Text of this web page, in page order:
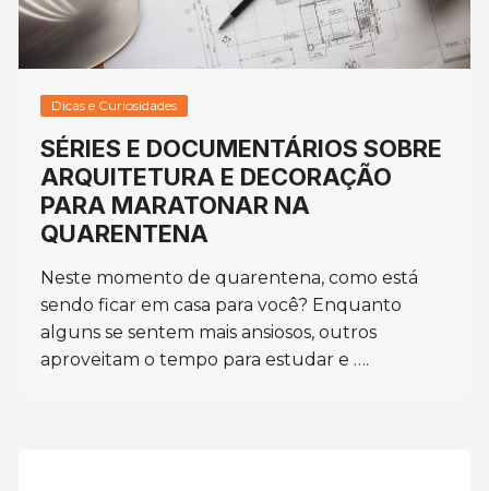
Dicas e Curiosidades
SÉRIES E DOCUMENTÁRIOS SOBRE
ARQUITETURA E DECORAÇÃO
PARA MARATONAR NA
QUARENTENA
Neste momento de quarentena, como está
sendo ficar em casa para você? Enquanto
alguns se sentem mais ansiosos, outros
aproveitam o tempo para estudar e ….